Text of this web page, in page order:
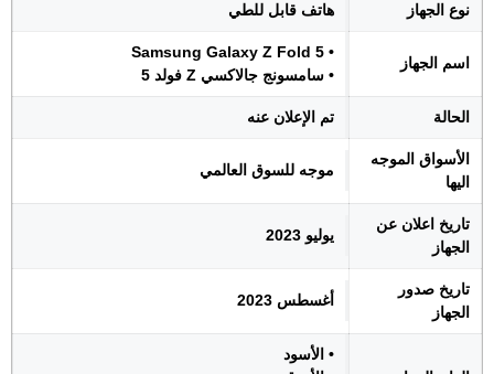
نوع الجهاز هاتف قابل للطي
اسم الجهاز
• Samsung Galaxy Z Fold 5
• سامسونج جالاكسي Z فولد 5
الحالة تم الإعلان عنه
الأسواق الموجه
اليها
موجه للسوق العالمي
تاريخ اعلان عن
الجهاز
يوليو 2023
تاريخ صدور
الجهاز
أغسطس 2023
• الأسود